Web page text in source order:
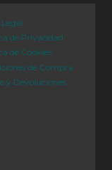
de Privacidad
de Cookies
de Compra
y Devoluciones